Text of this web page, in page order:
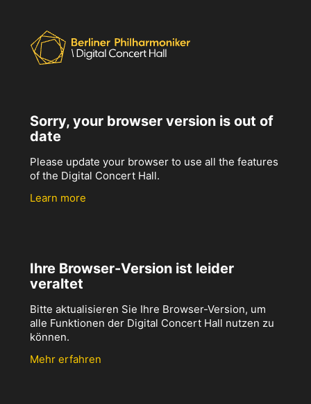
Sorry, your browser version is out of
date
Please update your browser to use all the features
of the Digital Concert Hall.
Learn more
Ihre Browser-Version ist leider
veraltet
Bitte aktualisieren Sie Ihre Browser-Version, um
alle Funktionen der Digital Concert Hall nutzen zu
können.
Mehr erfahren